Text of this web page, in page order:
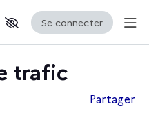
Se connecter
trafic
Partager